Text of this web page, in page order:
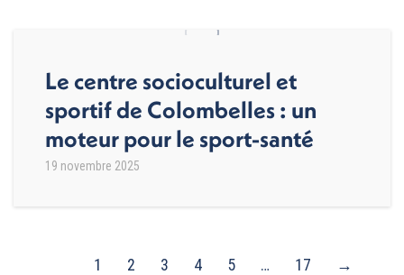
Le centre socioculturel et
sportif de Colombelles : un
moteur pour le sport-santé
19 novembre 2025
1 2 3 4 5 … 17 →